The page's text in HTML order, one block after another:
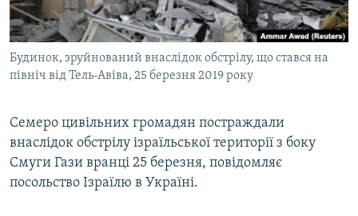
СВІДЧЕННЯ ОКУПАЦІЇ
УКРАЇНСЬКА ПРОБЛЕМА КРИМУ
ІНФОГРАФІКА
Qırımtatar
ДОЛУЧАЙСЯ!
Усі сайти RFE/RL
Будинок, зруйнований внаслідок обстрілу, що стався на
північ від Тель-Авіва, 25 березня 2019 року
Семеро цивільних громадян постраждали
внаслідок обстрілу ізраїльської території з боку
Смуги Гази вранці 25 березня, повідомляє
посольство Ізраїлю в Україні.